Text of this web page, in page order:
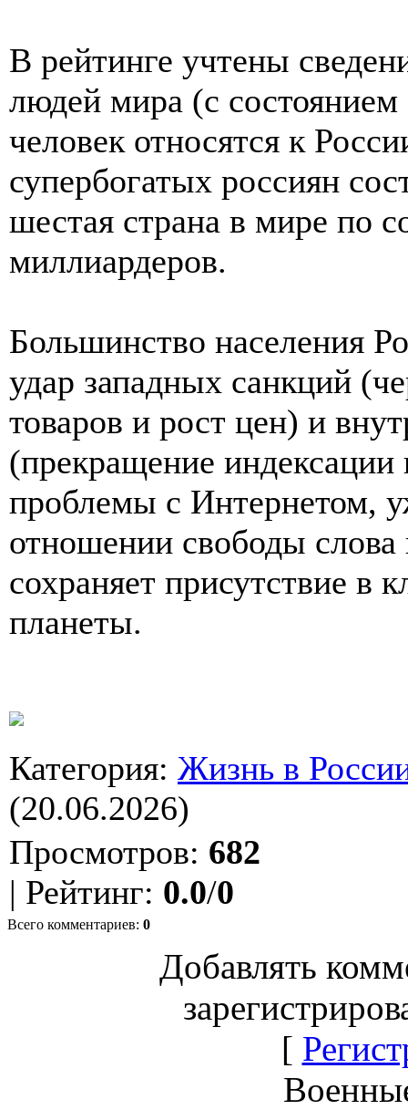
В рейтинге учтены
людей мира (с
человек относятся к
супербогатых россиян
шестая страна в мире по
миллиардеров.
Большинство населения
удар западных санкций
товаров и рост цен) и
(прекращение
проблемы с Интернетом,
отношении свободы
сохраняет присутствие в
планеты.
Категория: Жизнь в
(20.06.2026)
Просмотров: 682
| Рейтинг: 0.0/0
Всего комментариев: 0
Добавлять
[